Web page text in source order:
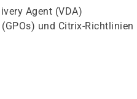
Agent (VDA)
und Citrix-Richtlinien